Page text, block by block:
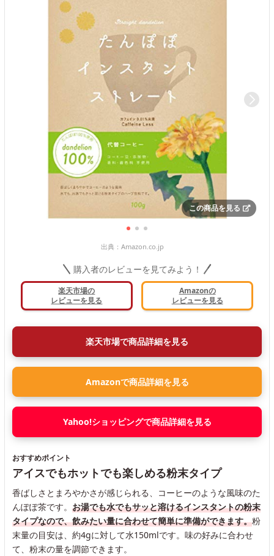
この商品を見る
出典： Amazon.co.jp
購入者のレビューを見てみよう！
楽天市場の
レビューを見る
Amazonの
レビューを見る
楽天市場で商品詳細を見る
Amazonで商品詳細を見る
Yahoo!ショッピングで商品詳細を見る
おすすめポイント
アイスでもホットでも楽しめる粉末タイプ
香ばしさとまろやかさが感じられる、コーヒーのような風味のた
んぽぽ茶です。 お湯でも水でもサッと溶けるインスタントの粉末
タイプなので、飲みたい量に合わせて簡単に準備ができます。粉
末量の目安は、約4gに対して水150mlです。味の好みに合わせ
て、粉末の量を調節できます。